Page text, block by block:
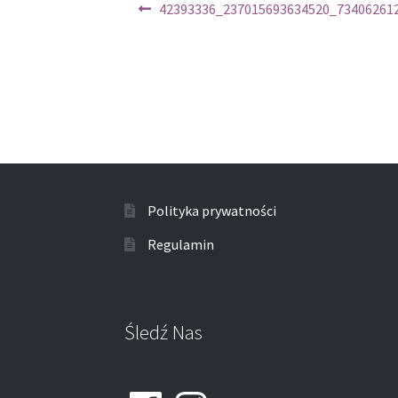
Poprzedni
Polityka prywatności
Regulamin
Śledź Nas
FacebookInstagram